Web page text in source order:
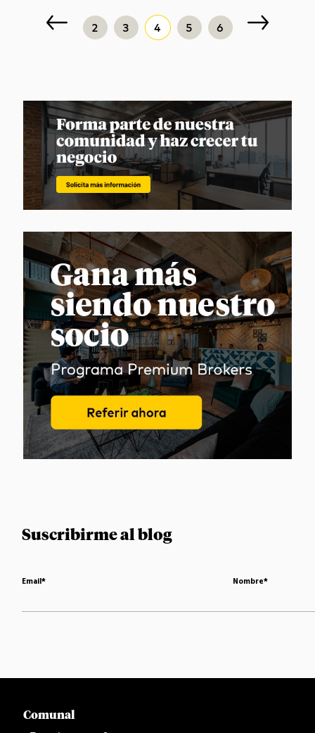
2 3 4 5 6
Suscribirme al blog
Email* Nombre*
Comunal